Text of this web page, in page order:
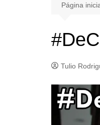
Página
Tulio